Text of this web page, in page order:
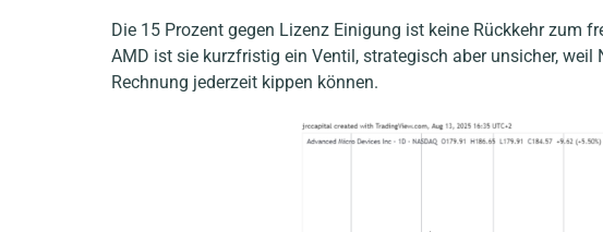
Die 15 Prozent gegen Lizenz Einigung ist keine Rückkehr zum
AMD ist sie kurzfristig ein Ventil, strategisch aber unsicher,
Rechnung jederzeit kippen können.